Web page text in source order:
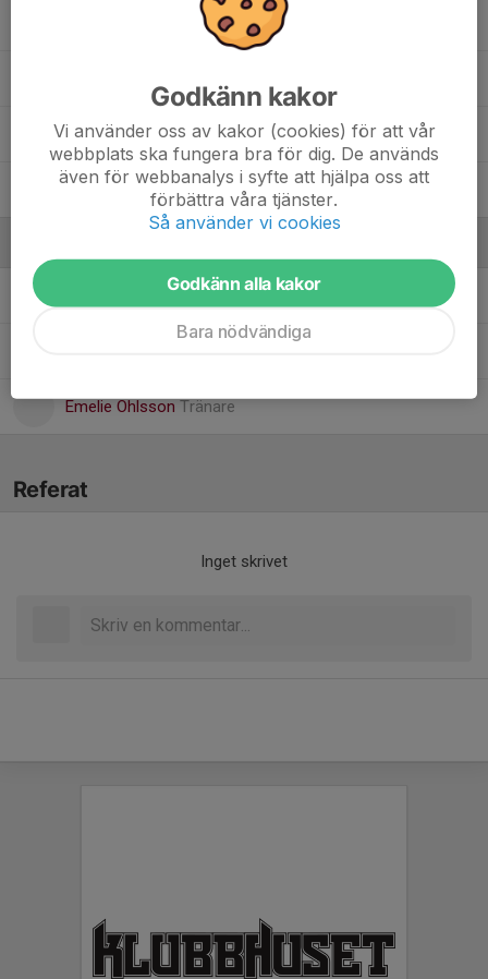
Walter Stridh
William Ohlsson
Alexander JacobssonTränare
Emelie Ohlsson Tränare
Referat
Inget skrivet
Godkänn kakor
Vi använder oss av kakor (cookies) för att vår
webbplats ska fungera bra för dig. De används
även för webbanalys i syfte att hjälpa oss att
förbättra våra tjänster.
Så använder vi cookies
Godkänn alla kakor
Bara nödvändiga